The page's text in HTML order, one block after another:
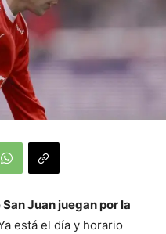
Juan juegan por la
está el día y horario